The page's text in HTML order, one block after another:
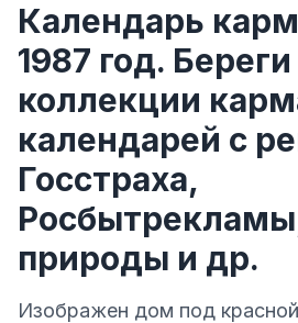
Календарь
1987 год.
коллекции
календарей с
Госстраха,
природы и др.
Изображен дом под